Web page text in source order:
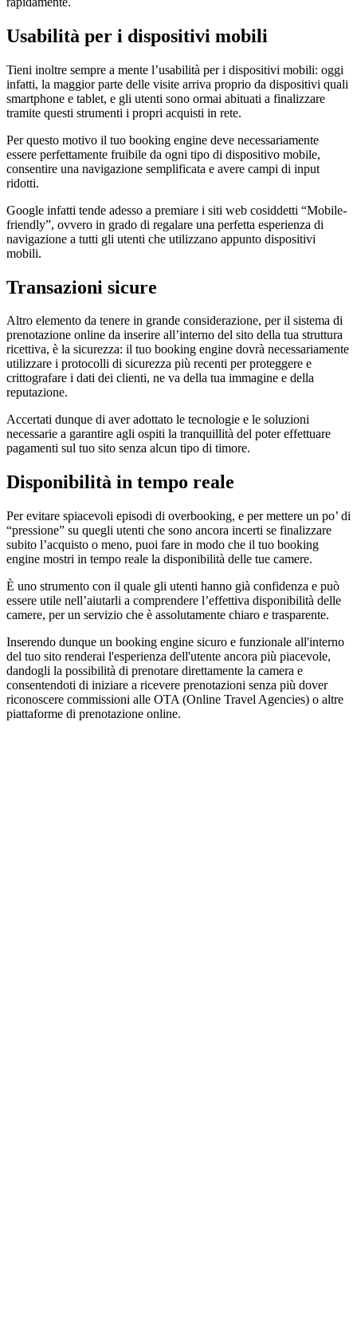
Usabilità per i dispositivi mobili
Tieni inoltre sempre a mente l’usabilità per i dispositivi mobili: oggi
infatti, la maggior parte delle visite arriva proprio da dispositivi quali
smartphone e tablet, e gli utenti sono ormai abituati a finalizzare
tramite questi strumenti i propri acquisti in rete.
Per questo motivo il tuo booking engine deve necessariamente
essere perfettamente fruibile da ogni tipo di dispositivo mobile,
consentire una navigazione semplificata e avere campi di input
ridotti.
Google infatti tende adesso a premiare i siti web cosiddetti “Mobile-
friendly”, ovvero in grado di regalare una perfetta esperienza di
navigazione a tutti gli utenti che utilizzano appunto dispositivi
mobili.
Transazioni sicure
Altro elemento da tenere in grande considerazione, per il sistema di
prenotazione online da inserire all’interno del sito della tua struttura
ricettiva, è la sicurezza: il tuo booking engine dovrà necessariamente
utilizzare i protocolli di sicurezza più recenti per proteggere e
crittografare i dati dei clienti, ne va della tua immagine e della
reputazione.
Accertati dunque di aver adottato le tecnologie e le soluzioni
necessarie a garantire agli ospiti la tranquillità del poter effettuare
pagamenti sul tuo sito senza alcun tipo di timore.
Disponibilità in tempo reale
Per evitare spiacevoli episodi di overbooking, e per mettere un po’ di
“pressione” su quegli utenti che sono ancora incerti se finalizzare
subito l’acquisto o meno, puoi fare in modo che il tuo booking
engine mostri in tempo reale la disponibilità delle tue camere.
È uno strumento con il quale gli utenti hanno già confidenza e può
essere utile nell’aiutarli a comprendere l’effettiva disponibilità delle
camere, per un servizio che è assolutamente chiaro e trasparente.
Inserendo dunque un booking engine sicuro e funzionale all'interno
del tuo sito renderai l'esperienza dell'utente ancora più piacevole,
dandogli la possibilità di prenotare direttamente la camera e
consentendoti di iniziare a ricevere prenotazioni senza più dover
riconoscere commissioni alle OTA (Online Travel Agencies) o altre
piattaforme di prenotazione online.